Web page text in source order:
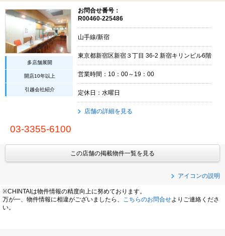
多店舗展開
開店10年以上
引越会社紹介
お問合せ番号：
R00460-225486
山手線/新宿
東京都新宿区新宿３丁目 36-2 新宿キリンビル6階
営業時間：10：00～19：00
定休日：水曜日
店舗の詳細を見る
03-3355-6100
この店舗の掲載物件一覧を見る
アイコンの説明
※CHINTAIは物件情報の精度向上に努めております。
万が一、物件情報に相違がございましたら、
こちらのお問合せよりご連絡くださ
い。